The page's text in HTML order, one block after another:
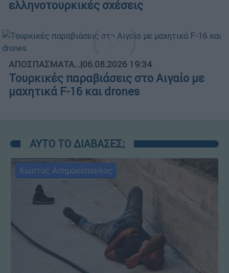
ελληνοτουρκικές σχέσεις
ΑΠΟΣΠΑΣΜΑΤΑ...|06.08.2026 19:34
Τουρκικές παραβιάσεις στο Αιγαίο με
μαχητικά F-16 και drones
ΑΥΤΟ ΤΟ ΔΙΑΒΑΣΕΣ;
Κώστας Ασημακόπουλος